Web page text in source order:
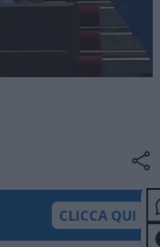
CLICCA QUI